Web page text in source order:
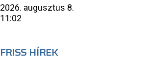
2026. augusztus 8.
11:02
FRISS HÍREK